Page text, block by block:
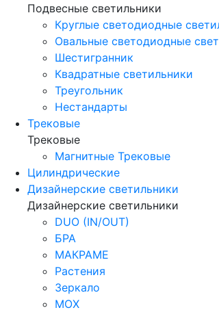
Подвесные светильники
Круглые светодиодные
Овальные светодиодные
Шестигранник
Квадратные светильники
Треугольник
Нестандарты
Трековые
Трековые
Магнитные Трековые
Цилиндрические
Дизайнерские светильники
Дизайнерские светильники
DUO (IN/OUT)
БРА
МАКРАМЕ
Растения
Зеркало
МОХ